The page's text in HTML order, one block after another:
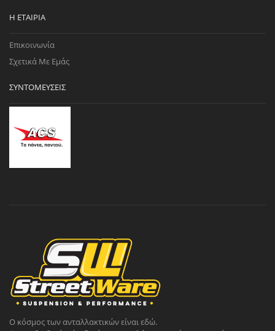
Η ΕΤΑΙΡΊΑ
Επικοινωνία
Σχετικά Με Εμάς
ΣΥΝΤΟΜΕΎΣΕΙΣ
Ο κόσμος των ανταλλακτικών είναι εδώ.